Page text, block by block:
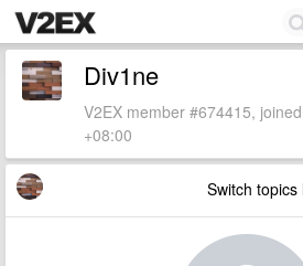
Div1ne
V2EX member #674415,
+08:00
Switch topics